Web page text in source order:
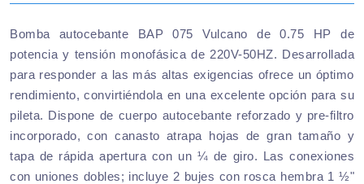
Bomba autocebante BAP 075 Vulcano de 0.75 HP de
potencia y tensión monofásica de 220V-50HZ. Desarrollada
para responder a las más altas exigencias ofrece un óptimo
rendimiento, convirtiéndola en una excelente opción para su
pileta. Dispone de cuerpo autocebante reforzado y pre-filtro
incorporado, con canasto atrapa hojas de gran tamaño y
tapa de rápida apertura con un ¼ de giro. Las conexiones
con uniones dobles; incluye 2 bujes con rosca hembra 1 ½"